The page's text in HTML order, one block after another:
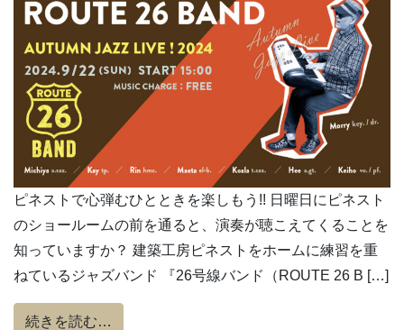
ピネストで心弾むひとときを楽しもう!! 日曜日にピネスト
のショールームの前を通ると、演奏が聴こえてくることを
知っていますか？ 建築工房ピネストをホームに練習を重
ねているジャズバンド 『26号線バンド（ROUTE 26 B […]
続きを読む…